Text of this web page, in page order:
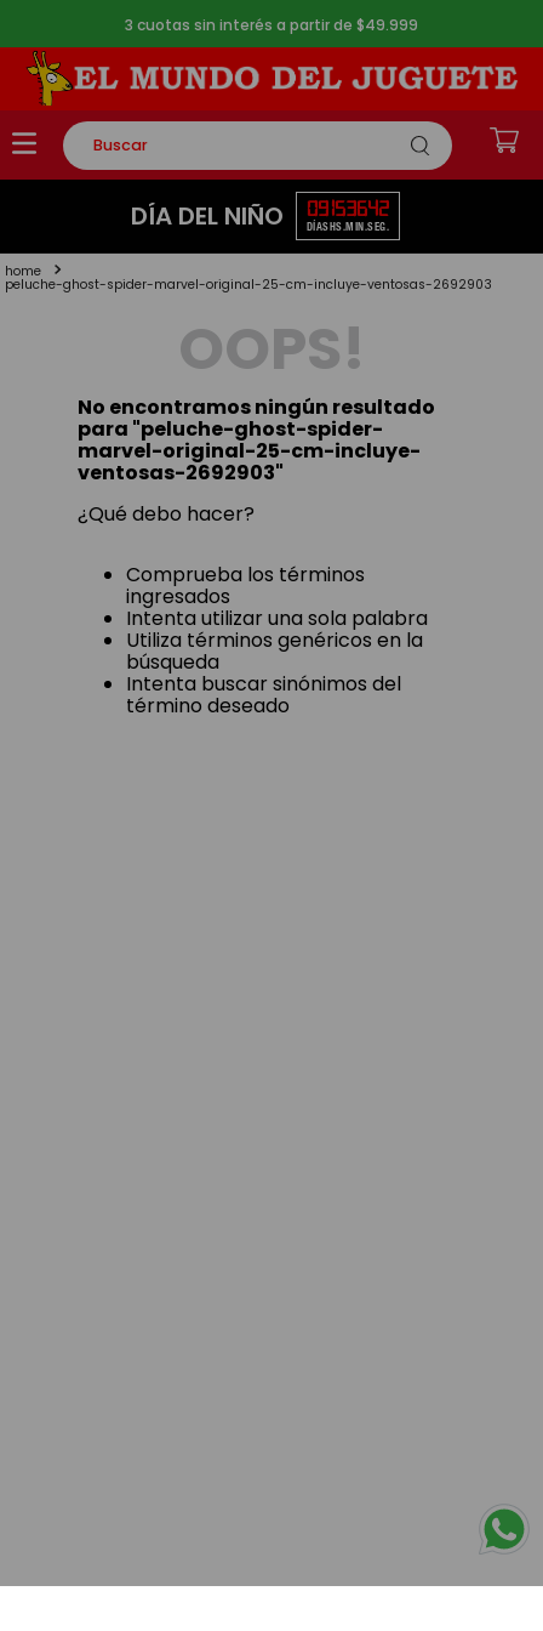
3 cuotas sin interés a partir de $49.999
Buscar
TÉRMINOS MÁS BUSCADOS
2.
lego
toy story
DÍA DEL NIÑO 09
DÍAS
15
HS.
36
MIN.
41
SEG.
peluche-ghost-spider-marvel-original-25-cm-incluye-ventosas-2692903
OOPS!
No encontramos ningún resultado
para "peluche-ghost-spider-
marvel-original-25-cm-incluye-
ventosas-2692903"
¿Qué debo hacer?
Comprueba los términos
ingresados
Intenta utilizar una sola palabra
Utiliza términos genéricos en la
búsqueda
Intenta buscar sinónimos del
término deseado